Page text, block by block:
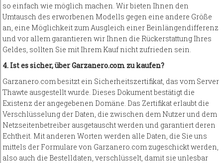
so einfach wie möglich machen. Wir bieten Ihnen den
Umtausch des erworbenen Modells gegen eine andere Größe
an, eine Möglichkeit zum Ausgleich einer Beinlängendifferenz
und vor allem garantieren wir Ihnen die Rückerstattung Ihres
Geldes, sollten Sie mit Ihrem Kauf nicht zufrieden sein.
4. Ist es sicher, über Garzanero.com zu kaufen?
Garzanero.com besitzt ein Sicherheitszertifikat, das vom Server
Thawte ausgestellt wurde. Dieses Dokument bestätigt die
Existenz der angegebenen Domäne. Das Zertifikat erlaubt die
Verschlüsselung der Daten, die zwischen dem Nutzer und dem
Netzseitenbetreiber ausgetauscht werden und garantiert deren
Echtheit. Mit anderen Worten werden alle Daten, die Sie uns
mittels der Formulare von Garzanero.com zugeschickt werden,
also auch die Bestelldaten, verschlüsselt, damit sie unlesbar